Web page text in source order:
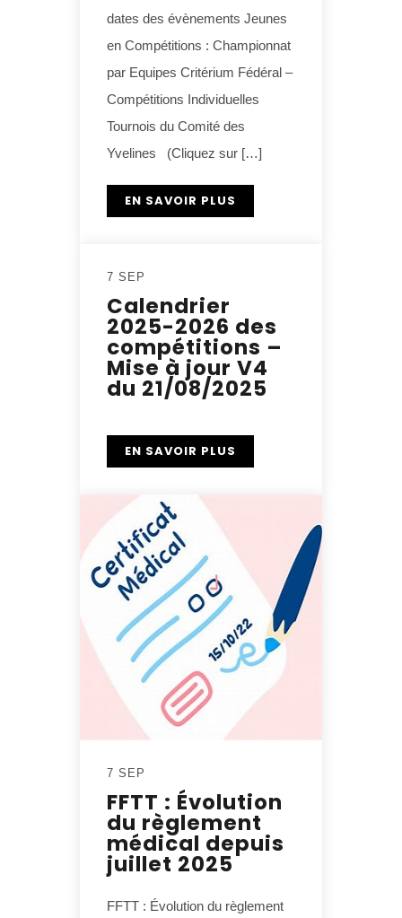
dates des évènements Jeunes
en Compétitions : Championnat
par Equipes Critérium Fédéral –
Compétitions Individuelles
Tournois du Comité des
Yvelines (Cliquez sur […]
EN SAVOIR PLUS
7 SEP
Calendrier
2025-2026 des
compétitions –
Mise à jour V4
du 21/08/2025
EN SAVOIR PLUS
7 SEP
FFTT : Évolution
du règlement
médical depuis
juillet 2025
FFTT : Évolution du règlement